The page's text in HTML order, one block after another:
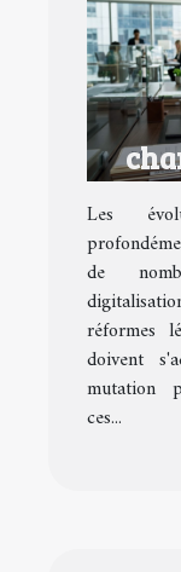
Les
de
réformes
doivent
mutation
ces...